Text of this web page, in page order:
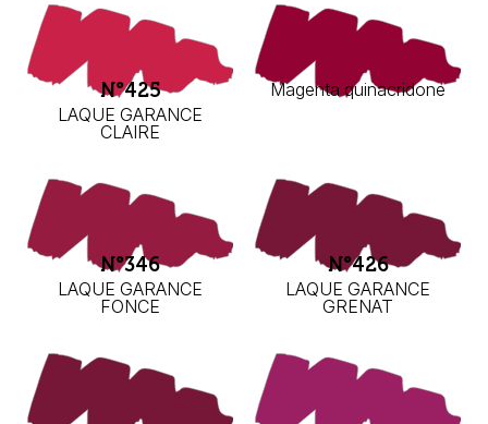
N°425
LAQUE GARANCE
CLAIRE
Magenta quinacridone
N°346
LAQUE GARANCE
FONCE
N°426
LAQUE GARANCE
GRENAT